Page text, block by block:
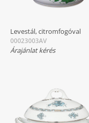
Levestál, citromfogóval
00023003AV
Árajánlat kérés